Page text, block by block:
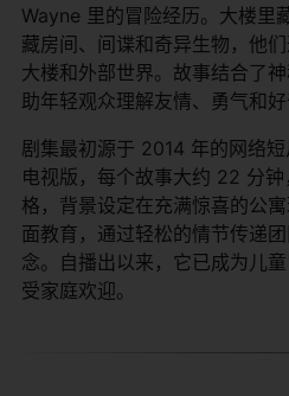
Wayne 里的冒险经历。大楼里
藏房间、间谍和奇异生物，他
大楼和外部世界。故事结合了
助年轻观众理解友情、勇气和好
剧集最初源于 2014 年的网络
电视版，每个故事大约 22 分
格，背景设定在充满惊喜的公
面教育，通过轻松的情节传递
念。自播出以来，它已成为儿
受家庭欢迎。